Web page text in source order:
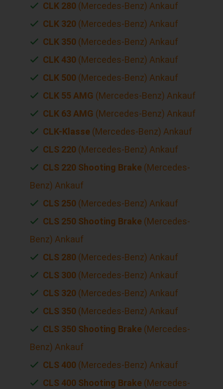
CLK 280 (Mercedes-Benz) Ankauf
CLK 320 (Mercedes-Benz) Ankauf
CLK 350 (Mercedes-Benz) Ankauf
CLK 430 (Mercedes-Benz) Ankauf
CLK 500 (Mercedes-Benz) Ankauf
CLK 55 AMG (Mercedes-Benz) Ankauf
CLK 63 AMG (Mercedes-Benz) Ankauf
CLK-Klasse (Mercedes-Benz) Ankauf
CLS 220 (Mercedes-Benz) Ankauf
CLS 220 Shooting Brake (Mercedes-
Benz) Ankauf
CLS 250 (Mercedes-Benz) Ankauf
CLS 250 Shooting Brake (Mercedes-
Benz) Ankauf
CLS 280 (Mercedes-Benz) Ankauf
CLS 300 (Mercedes-Benz) Ankauf
CLS 320 (Mercedes-Benz) Ankauf
CLS 350 (Mercedes-Benz) Ankauf
CLS 350 Shooting Brake (Mercedes-
Benz) Ankauf
CLS 400 (Mercedes-Benz) Ankauf
CLS 400 Shooting Brake (Mercedes-